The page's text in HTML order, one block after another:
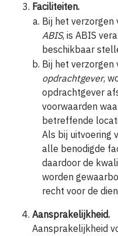
Faciliteiten.
Bij het verzorgen
ABIS, is ABIS
beschikbaar
Bij het verzorgen
opdrachtgever,
opdrachtgever
voorwaarden
betreffende
Als bij uitvoering
alle benodigde
daardoor de
worden
recht voor de
Aansprakelijkheid.
Aansprakelijkheid